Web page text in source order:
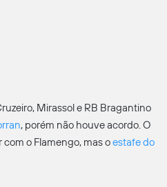
Mirassol e RB Bragantino
, porém não houve acordo. O
o Flamengo, mas oestafe do